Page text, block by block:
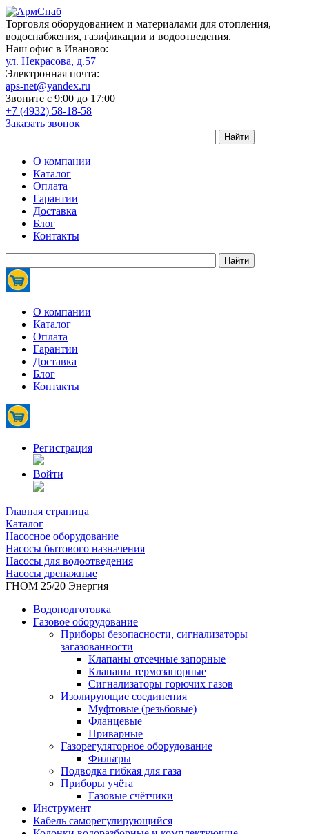
Торговля оборудованием и материалами для отопления,
водоснабжения, газификации и водоотведения.
Наш офис в Иваново:
ул. Некрасова, д.57
Электронная почта:
aps-net@yandex.ru
Звоните с 9:00 до 17:00
+7 (4932) 58-18-58
Заказать звонок
О компании
Каталог
Оплата
Гарантии
Доставка
Блог
Контакты
О компании
Каталог
Оплата
Гарантии
Доставка
Блог
Контакты
Регистрация
Войти
Главная страница
Каталог
Насосное оборудование
Насосы бытового назначения
Насосы для водоотведения
Насосы дренажные
ГНОМ 25/20 Энергия
Водоподготовка
Газовое оборудование
Приборы безопасности, сигнализаторы
загазованности
Клапаны отсечные запорные
Клапаны термозапорные
Сигнализаторы горючих газов
Изолирующие соединения
Муфтовые (резьбовые)
Фланцевые
Приварные
Газорегуляторное оборудование
Фильтры
Подводка гибкая для газа
Приборы учёта
Газовые счётчики
Инструмент
Кабель саморегулирующийся